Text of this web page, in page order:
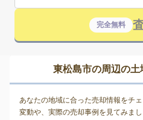
完全無料
東松島市の周辺の
あなたの地域に合った売却情報をチ
変動や、実際の売却事例を見てみまし